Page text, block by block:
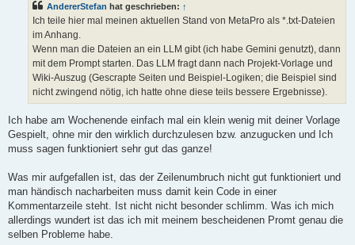
r
a
g
AndererStefan hat geschrieben: ↑
Ich teile hier mal meinen aktuellen Stand von MetaPro als *.txt-Dateien
im Anhang.
Wenn man die Dateien an ein LLM gibt (ich habe Gemini genutzt), dann
mit dem Prompt starten. Das LLM fragt dann nach Projekt-Vorlage und
Wiki-Auszug (Gescrapte Seiten und Beispiel-Logiken; die Beispiel sind
nicht zwingend nötig, ich hatte ohne diese teils bessere Ergebnisse).
Ich habe am Wochenende einfach mal ein klein wenig mit deiner Vorlage
Gespielt, ohne mir den wirklich durchzulesen bzw. anzugucken und Ich
muss sagen funktioniert sehr gut das ganze!
Was mir aufgefallen ist, das der Zeilenumbruch nicht gut funktioniert und
man händisch nacharbeiten muss damit kein Code in einer
Kommentarzeile steht. Ist nicht nicht besonder schlimm. Was ich mich
allerdings wundert ist das ich mit meinem bescheidenen Promt genau die
selben Probleme habe.